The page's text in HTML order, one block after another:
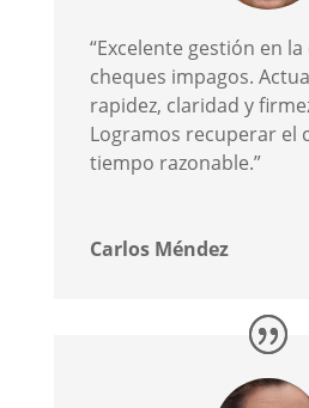
“Excelente gestión en
cheques impagos.
rapidez, claridad y
Logramos recuperar el
tiempo razonable.”
Carlos Méndez